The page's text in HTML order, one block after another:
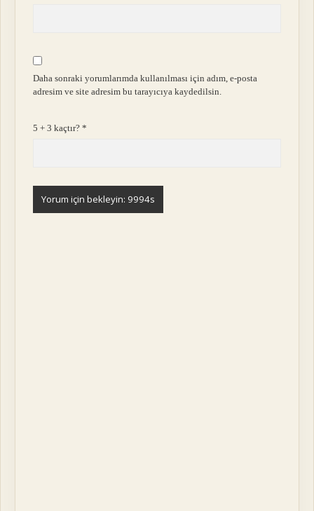
Daha sonraki yorumlarımda kullanılması için adım, e-posta
adresim ve site adresim bu tarayıcıya kaydedilsin.
5 + 3 kaçtır?*